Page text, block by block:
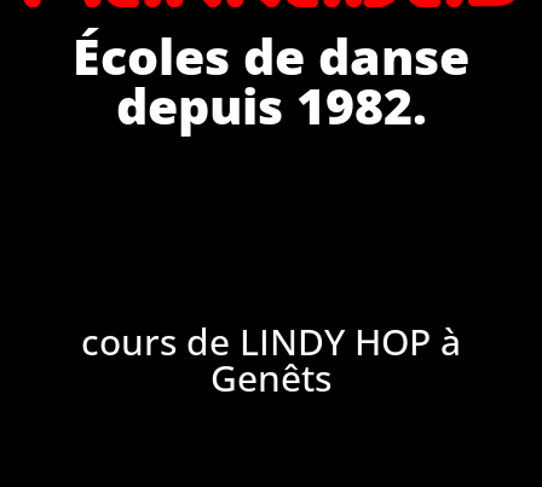
Écoles de danse
depuis 1982.
cours de LINDY HOP à
Genêts